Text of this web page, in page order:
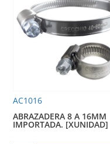
AC1016
ABRAZADERA 8 A 16MM
IMPORTADA. [XUNIDAD]